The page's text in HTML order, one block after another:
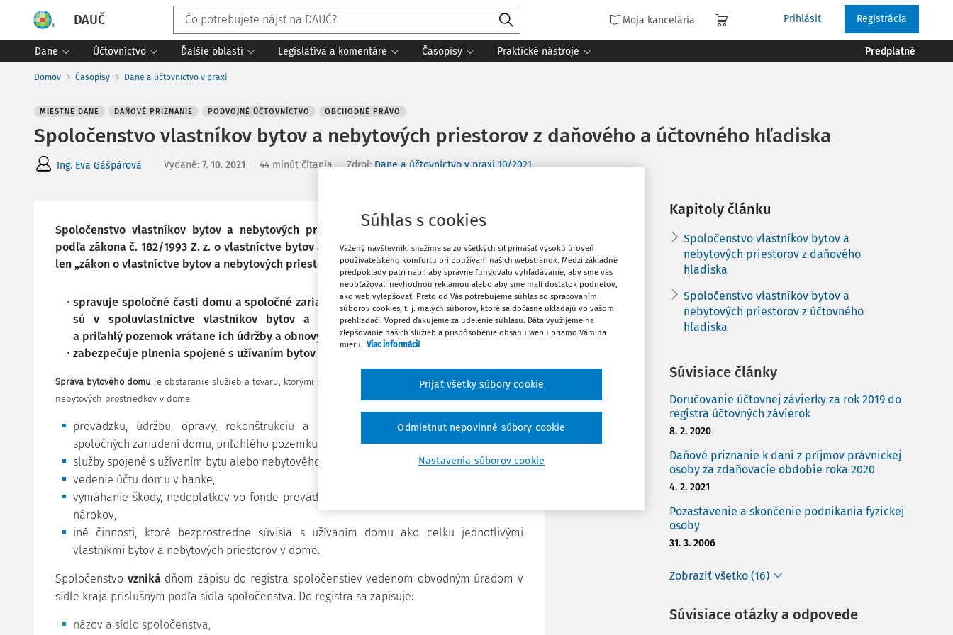
DAUČ Moja kancelária Prihlásiť Registrácia
Dane Účtovníctvo Ďalšie oblasti Legislatíva a komentáre Časopisy Praktické nástroje Predplatné
Domov Časopisy Dane a účtovníctvo v praxi
MIESTNE DANE DAŇOVÉ PRIZNANIE PODVOJNÉ ÚČTOVNÍCTVO OBCHODNÉ PRÁVO
Spoločenstvo vlastníkov bytov a nebytových priestorov z daňového a účtovného hľadiska
Ing. Eva Gášpárová Vydané: 7. 10. 2021 44 minút čítania Zdroj:Dane a účtovníctvo v praxi 10/2021
Spoločenstvo vlastníkov bytov a nebytových priestorov je právnická osoba založená
podľa zákona č. 182/1993 Z. z. o vlastníctve bytov a nebytových priestorov v z. n. p. (ďalej
len „zákon o vlastníctve bytov a nebytových priestorov“), ktoré:
spravuje spoločné časti domu a spoločné zariadenia domu, nebytové priestory, ktoré
sú v spoluvlastníctve vlastníkov bytov a nebytových priestorov, príslušenstvo
a priľahlý pozemok vrátane ich údržby a obnovy,
zabezpečuje plnenia spojené s užívaním bytov a nebytových priestorov v dome.
Správa bytového domu je obstaranie služieb a tovaru, ktorými spoločenstvo zabezpečuje pre vlastníkov bytov a
nebytových prostriedkov v dome:
prevádzku, údržbu, opravy, rekonštrukciu a modernizáciu spoločných častí domu,
spoločných zariadení domu, priľahlého pozemku a príslušenstva,
služby spojené s užívaním bytu alebo nebytového priestoru,
vedenie účtu domu v banke,
vymáhanie škody, nedoplatkov vo fonde prevádzky, údržby a opráv, iných pohľadávok a
nárokov,
iné činnosti, ktoré bezprostredne súvisia s užívaním domu ako celku jednotlivými
vlastníkmi bytov a nebytových priestorov v dome.
Spoločenstvo vzniká dňom zápisu do registra spoločenstiev vedenom obvodným úradom v
sídle kraja príslušným podľa sídla spoločenstva. Do registra sa zapisuje:
názov a sídlo spoločenstva,
Obľúbené
Zdieľať
Poznámka
Kapitoly článku
Spoločenstvo vlastníkov bytov a
nebytových priestorov z daňového
hľadiska
Spoločenstvo vlastníkov bytov a
nebytových priestorov z účtovného
hľadiska
Súvisiace články
Doručovanie účtovnej závierky za rok 2019 do
registra účtovných závierok
8. 2. 2020
Daňové priznanie k dani z príjmov právnickej
osoby za zdaňovacie obdobie roka 2020
4. 2. 2021
Pozastavenie a skončenie podnikania fyzickej
osoby
31. 3. 2006
Zobraziť všetko (16)
Súvisiace otázky a odpovede
Súhlas s cookies
Vážený návštevník, snažíme sa zo všetkých síl prinášať vysokú úroveň
používateľského komfortu pri používaní našich webstránok. Medzi základné
predpoklady patrí napr. aby správne fungovalo vyhľadávanie, aby sme vás
neobťažovali nevhodnou reklamou alebo aby sme mali dostatok podnetov,
ako web vylepšovať. Preto od Vás potrebujeme súhlas so spracovaním
súborov cookies, t. j. malých súborov, ktoré sa dočasne ukladajú vo vašom
prehliadači. Vopred ďakujeme za udelenie súhlasu. Dáta využijeme na
zlepšovanie našich služieb a prispôsobenie obsahu webu priamo Vám na
mieru. Viac informácií
Nastavenia súborov cookie
Odmietnut nepovinné súbory cookie
Prijať všetky súbory cookie